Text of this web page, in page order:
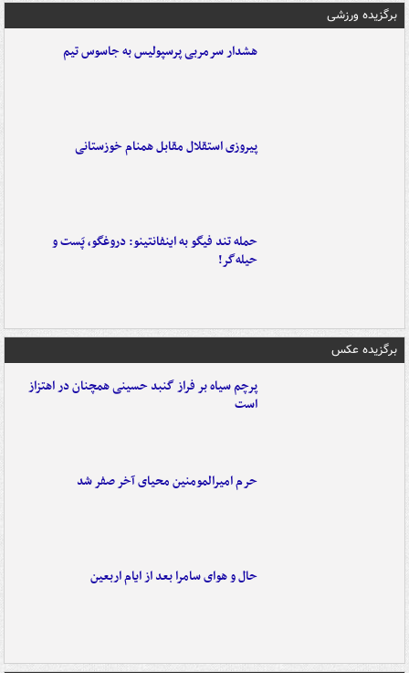
برگزیده ورزشی
هشدار سرمربی پرسپولیس به جاسوس تیم
پیروزی استقلال مقابل همنام خوزستانی
حمله تند فیگو به اینفانتینو: دروغگو، پَست‌ و
حیله‌گر!
برگزیده عکس
پرچم سیاه بر فراز گنبد حسینی همچنان در اهتزاز
است
حرم امیرالمومنین محیای آخر صفر شد
حال و هوای سامرا بعد از ایام اربعین